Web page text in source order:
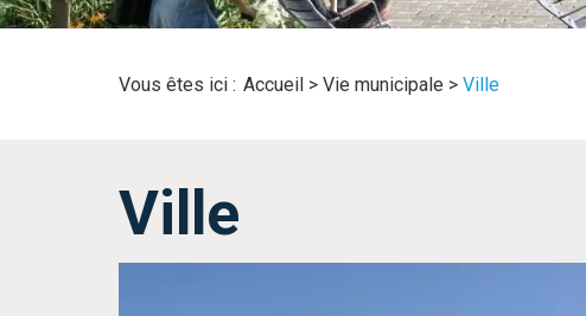
Vous êtes ici : Accueil > Vie municipale > Ville
Ville